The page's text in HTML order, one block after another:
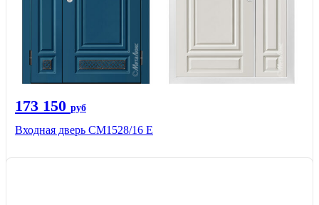
173 150 руб
Входная дверь СМ1528/16 Е